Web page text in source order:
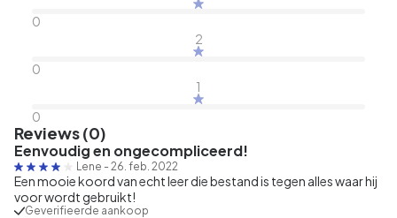
0
2
0
1
0
Reviews (0)
Eenvoudig en ongecompliceerd!
Lene - 26. feb. 2022
Een mooie koord van echt leer die bestand is tegen alles waar hij
voor wordt gebruikt!
Geverifieerde aankoop